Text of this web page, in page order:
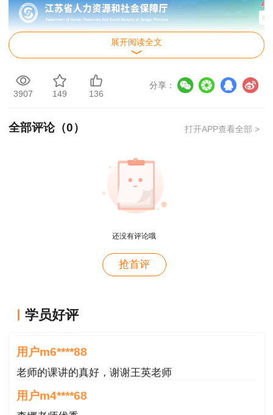
展开阅读全文
3907 149 136
分享：
全部评论（0） 打开APP查看全部 >
还没有评论哦
抢首评
学员好评
用户m9****66
用户m6****88
老师的课讲的真好，谢谢王英老师
用户m4****68